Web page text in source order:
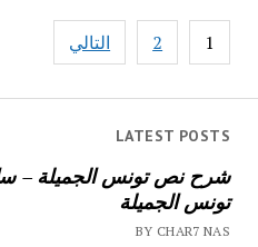
LATEST POSTS
شرح نص تونس الجميلة –
تونس الجميلة
BY CHAR7 NAS
تصفّح
المقالات
1
2 التالي